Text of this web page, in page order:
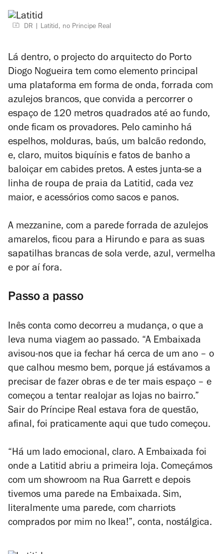
DR Latitid, no Principe Real
Lá dentro, o projecto do arquitecto do Porto
Diogo Nogueira tem como elemento principal
uma plataforma em forma de onda, forrada com
azulejos brancos, que convida a percorrer o
espaço de 120 metros quadrados até ao fundo,
onde ficam os provadores. Pelo caminho há
espelhos, molduras, baús, um balcão redondo,
e, claro, muitos biquínis e fatos de banho a
baloiçar em cabides pretos. A estes junta-se a
linha de roupa de praia da Latitid, cada vez
maior, e acessórios como sacos e panos.
A mezzanine, com a parede forrada de azulejos
amarelos, ficou para a Hirundo e para as suas
sapatilhas brancas de sola verde, azul, vermelha
e por aí fora.
Passo a passo
Inês conta como decorreu a mudança, o que a
leva numa viagem ao passado. “A Embaixada
avisou-nos que ia fechar há cerca de um ano – o
que calhou mesmo bem, porque já estávamos a
precisar de fazer obras e de ter mais espaço – e
começou a tentar realojar as lojas no bairro.”
Sair do Príncipe Real estava fora de questão,
afinal, foi praticamente aqui que tudo começou.
“Há um lado emocional, claro. A Embaixada foi
onde a Latitid abriu a primeira loja. Começámos
com um showroom na Rua Garrett e depois
tivemos uma parede na Embaixada. Sim,
literalmente uma parede, com charriots
comprados por mim no Ikea!”, conta, nostálgica.